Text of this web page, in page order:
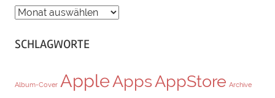
ARCHIV
SCHLAGWORTE
Album-Cover AppleAppsAppStore Archive